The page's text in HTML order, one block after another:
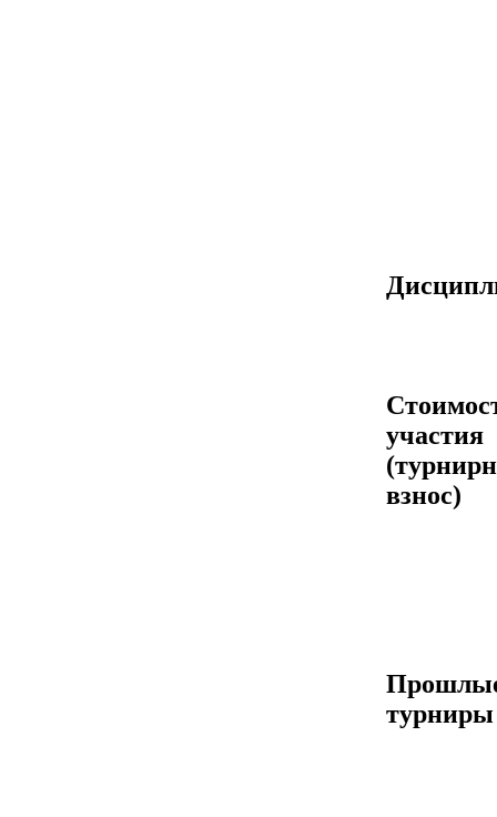
участия
взнос)
турниры